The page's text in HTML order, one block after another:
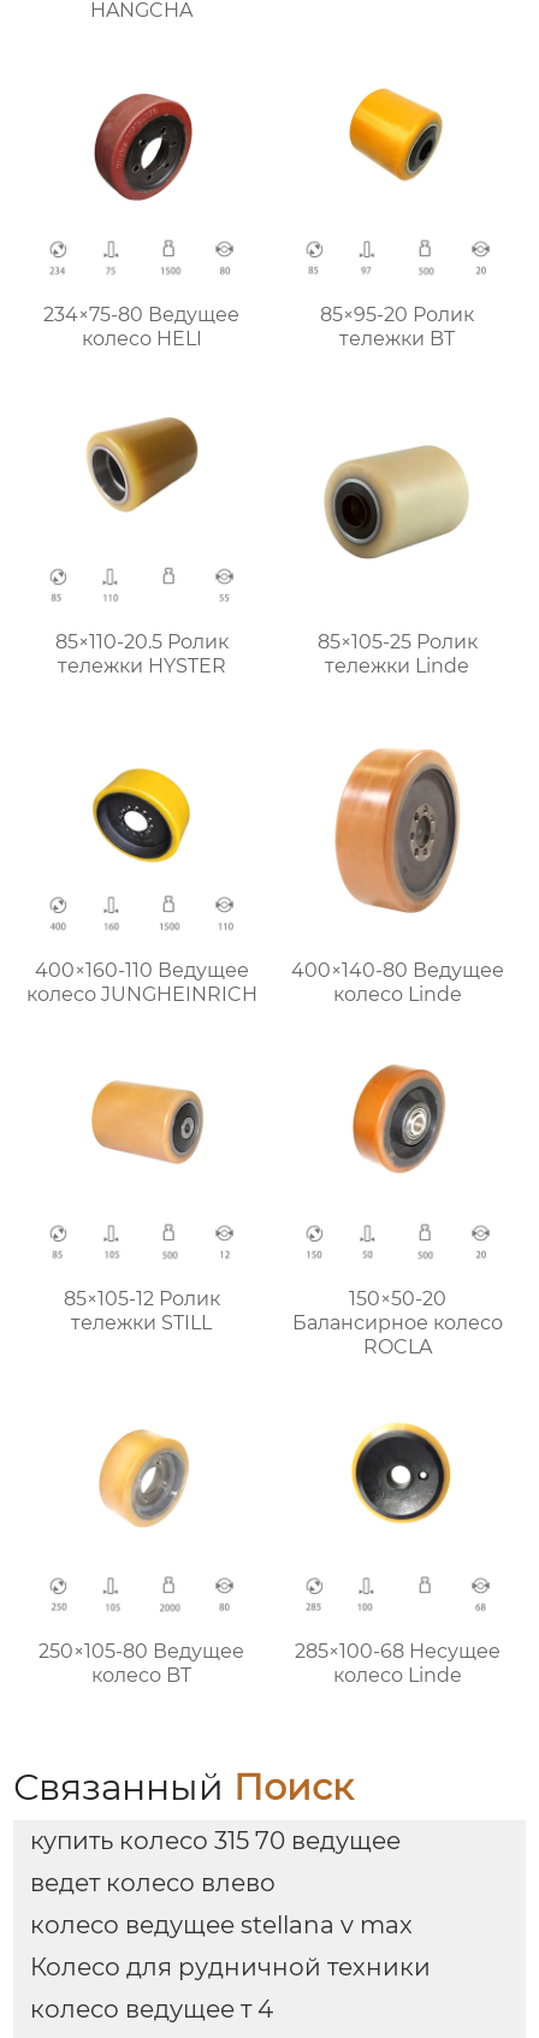
HANGCHA
234×75-80 Ведущее
колесо HELI
85×95-20 Ролик
тележки BT
85×110-20.5 Ролик
тележки HYSTER
85×105-25 Ролик
тележки Linde
400×160-110 Ведущее
колесо JUNGHEINRICH
400×140-80 Ведущее
колесо Linde
85×105-12 Ролик
тележки STILL
150×50-20
Балансирное колесо
ROCLA
250×105-80 Ведущее
колесо BT
285×100-68 Несущее
колесо Linde
Связанный Поиск
купить колесо 315 70 ведущее
ведет колесо влево
колесо ведущее stellana v max
Колесо для рудничной техники
колесо ведущее т 4